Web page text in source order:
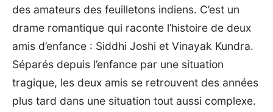
des amateurs des feuilletons indiens. C’est un
drame romantique qui raconte l’histoire de deux
amis d’enfance : Siddhi Joshi et Vinayak Kundra.
Séparés depuis l’enfance par une situation
tragique, les deux amis se retrouvent des années
plus tard dans une situation tout aussi complexe.